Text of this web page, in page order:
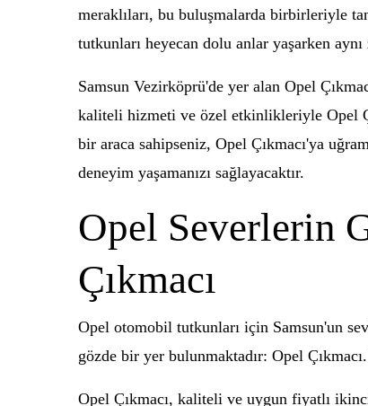
meraklıları, bu buluşmalarda birbirleriyle
tutkunları heyecan dolu anlar yaşarken
Samsun Vezirköprü'de yer alan Opel
kaliteli hizmeti ve özel etkinlikleriyle Opel
bir araca sahipseniz, Opel Çıkmacı'ya
deneyim yaşamanızı sağlayacaktır.
Opel Severlerin
Çıkmacı
Opel otomobil tutkunları için Samsun'un
gözde bir yer bulunmaktadır: Opel
Opel Çıkmacı, kaliteli ve uygun fiyatlı